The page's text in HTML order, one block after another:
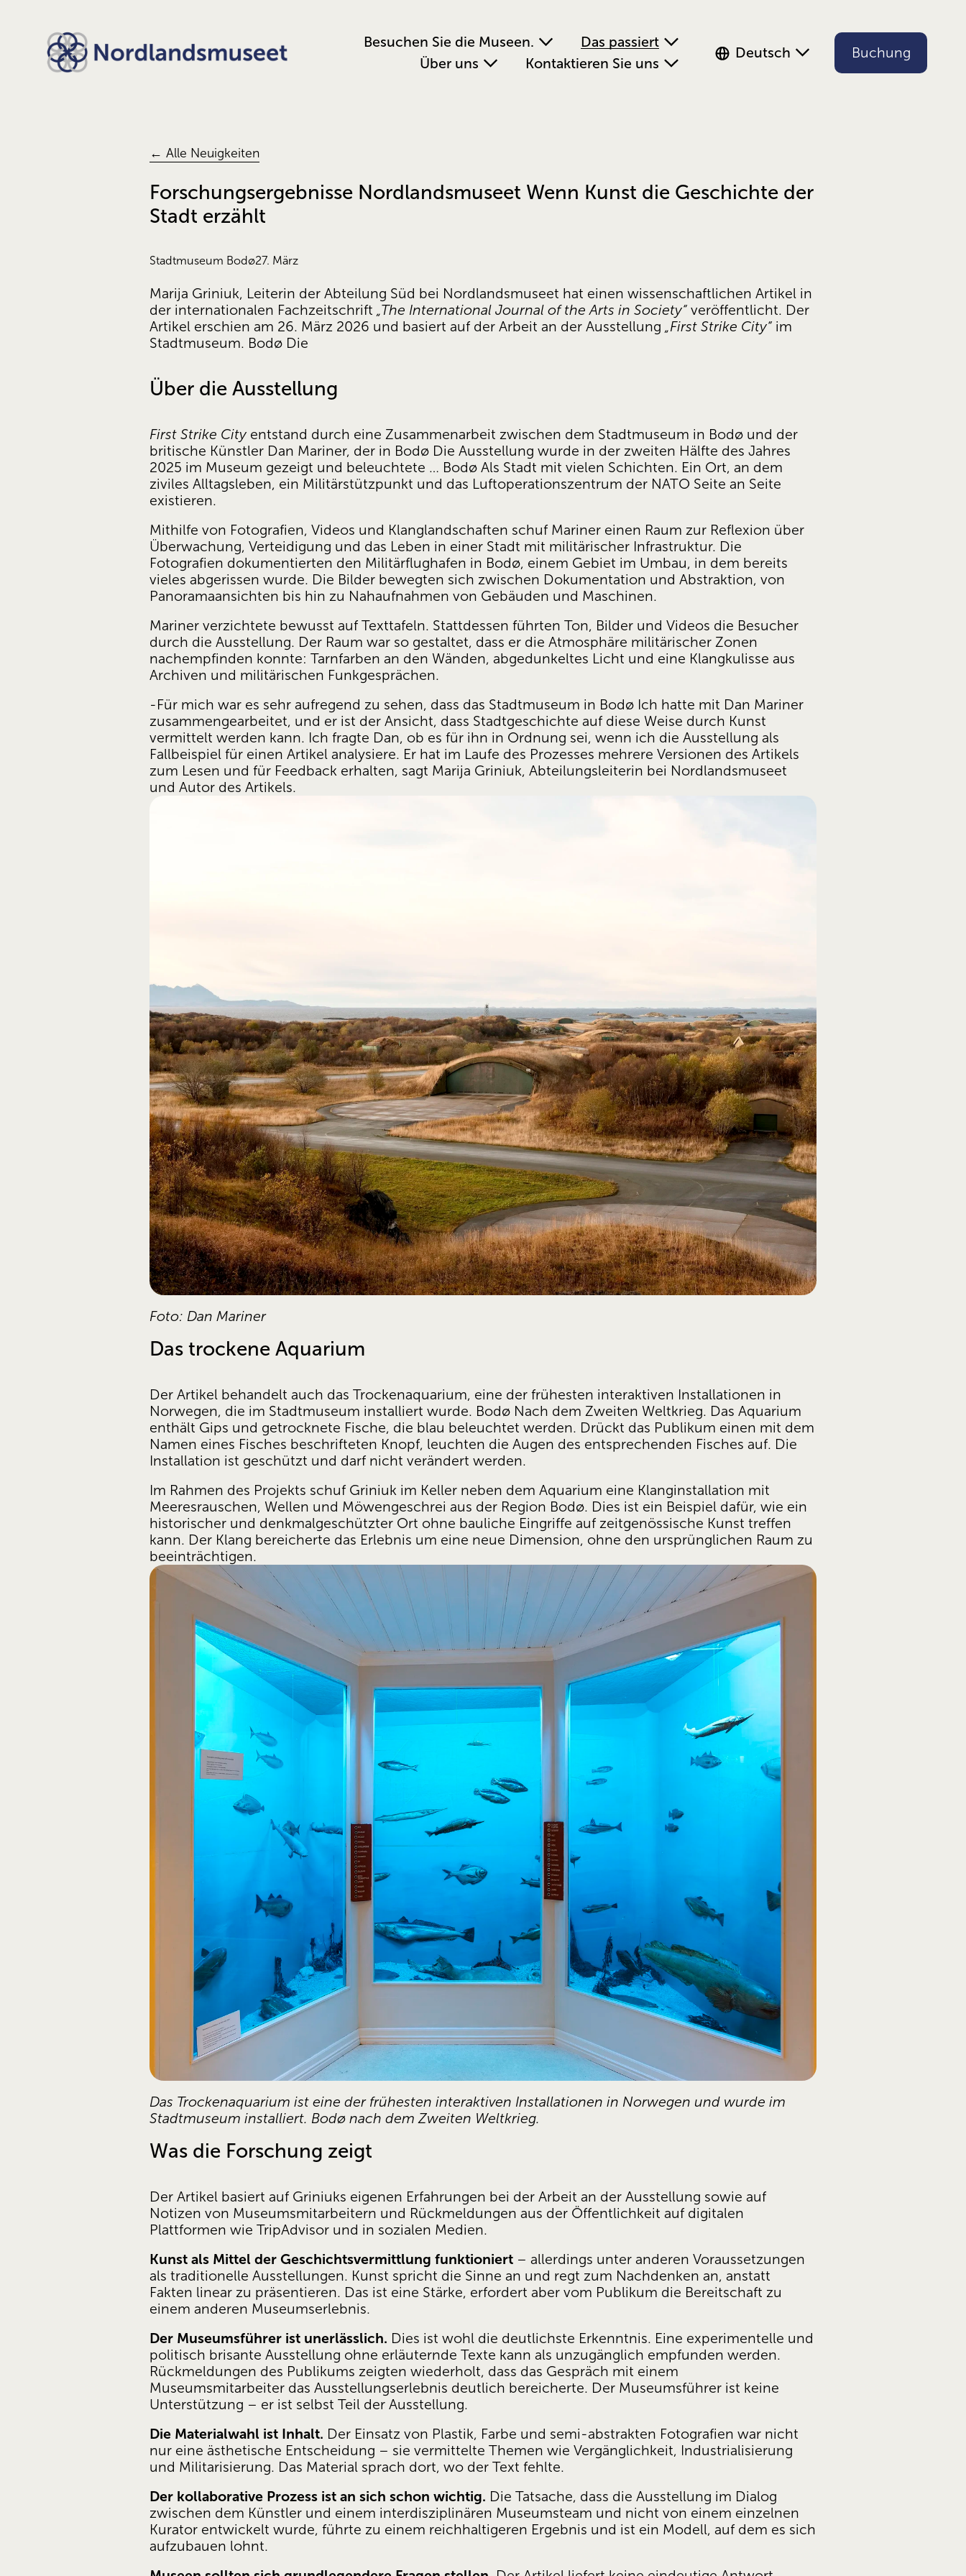
Besuchen Sie die Museen.
Das passiert
Über uns
Kontaktieren Sie uns
Deutsch Buchung
← Alle Neuigkeiten
Forschungsergebnisse Nordlandsmuseet Wenn Kunst die Geschichte der
Stadt erzählt
Stadtmuseum Bodø27. März
Marija Griniuk, Leiterin der Abteilung Süd bei Nordlandsmuseet hat einen wissenschaftlichen Artikel in
der internationalen Fachzeitschrift „The International Journal of the Arts in Society“ veröffentlicht. Der
Artikel erschien am 26. März 2026 und basiert auf der Arbeit an der Ausstellung „First Strike City“ im
Stadtmuseum. Bodø Die
Über die Ausstellung
First Strike City entstand durch eine Zusammenarbeit zwischen dem Stadtmuseum in Bodø und der
britische Künstler Dan Mariner, der in Bodø Die Ausstellung wurde in der zweiten Hälfte des Jahres
2025 im Museum gezeigt und beleuchtete … Bodø Als Stadt mit vielen Schichten. Ein Ort, an dem
ziviles Alltagsleben, ein Militärstützpunkt und das Luftoperationszentrum der NATO Seite an Seite
existieren.
Mithilfe von Fotografien, Videos und Klanglandschaften schuf Mariner einen Raum zur Reflexion über
Überwachung, Verteidigung und das Leben in einer Stadt mit militärischer Infrastruktur. Die
Fotografien dokumentierten den Militärflughafen in Bodø, einem Gebiet im Umbau, in dem bereits
vieles abgerissen wurde. Die Bilder bewegten sich zwischen Dokumentation und Abstraktion, von
Panoramaansichten bis hin zu Nahaufnahmen von Gebäuden und Maschinen.
Mariner verzichtete bewusst auf Texttafeln. Stattdessen führten Ton, Bilder und Videos die Besucher
durch die Ausstellung. Der Raum war so gestaltet, dass er die Atmosphäre militärischer Zonen
nachempfinden konnte: Tarnfarben an den Wänden, abgedunkeltes Licht und eine Klangkulisse aus
Archiven und militärischen Funkgesprächen.
-Für mich war es sehr aufregend zu sehen, dass das Stadtmuseum in Bodø Ich hatte mit Dan Mariner
zusammengearbeitet, und er ist der Ansicht, dass Stadtgeschichte auf diese Weise durch Kunst
vermittelt werden kann. Ich fragte Dan, ob es für ihn in Ordnung sei, wenn ich die Ausstellung als
Fallbeispiel für einen Artikel analysiere. Er hat im Laufe des Prozesses mehrere Versionen des Artikels
zum Lesen und für Feedback erhalten, sagt Marija Griniuk, Abteilungsleiterin bei Nordlandsmuseet
und Autor des Artikels.
Foto: Dan Mariner
Das trockene Aquarium
Der Artikel behandelt auch das Trockenaquarium, eine der frühesten interaktiven Installationen in
Norwegen, die im Stadtmuseum installiert wurde. Bodø Nach dem Zweiten Weltkrieg. Das Aquarium
enthält Gips und getrocknete Fische, die blau beleuchtet werden. Drückt das Publikum einen mit dem
Namen eines Fisches beschrifteten Knopf, leuchten die Augen des entsprechenden Fisches auf. Die
Installation ist geschützt und darf nicht verändert werden.
Im Rahmen des Projekts schuf Griniuk im Keller neben dem Aquarium eine Klanginstallation mit
Meeresrauschen, Wellen und Möwengeschrei aus der Region Bodø. Dies ist ein Beispiel dafür, wie ein
historischer und denkmalgeschützter Ort ohne bauliche Eingriffe auf zeitgenössische Kunst treffen
kann. Der Klang bereicherte das Erlebnis um eine neue Dimension, ohne den ursprünglichen Raum zu
beeinträchtigen.
Das Trockenaquarium ist eine der frühesten interaktiven Installationen in Norwegen und wurde im
Stadtmuseum installiert. Bodø nach dem Zweiten Weltkrieg.
Was die Forschung zeigt
Der Artikel basiert auf Griniuks eigenen Erfahrungen bei der Arbeit an der Ausstellung sowie auf
Notizen von Museumsmitarbeitern und Rückmeldungen aus der Öffentlichkeit auf digitalen
Plattformen wie TripAdvisor und in sozialen Medien.
Kunst als Mittel der Geschichtsvermittlung funktioniert – allerdings unter anderen Voraussetzungen
als traditionelle Ausstellungen. Kunst spricht die Sinne an und regt zum Nachdenken an, anstatt
Fakten linear zu präsentieren. Das ist eine Stärke, erfordert aber vom Publikum die Bereitschaft zu
einem anderen Museumserlebnis.
Der Museumsführer ist unerlässlich. Dies ist wohl die deutlichste Erkenntnis. Eine experimentelle und
politisch brisante Ausstellung ohne erläuternde Texte kann als unzugänglich empfunden werden.
Rückmeldungen des Publikums zeigten wiederholt, dass das Gespräch mit einem
Museumsmitarbeiter das Ausstellungserlebnis deutlich bereicherte. Der Museumsführer ist keine
Unterstützung – er ist selbst Teil der Ausstellung.
Die Materialwahl ist Inhalt. Der Einsatz von Plastik, Farbe und semi-abstrakten Fotografien war nicht
nur eine ästhetische Entscheidung – sie vermittelte Themen wie Vergänglichkeit, Industrialisierung
und Militarisierung. Das Material sprach dort, wo der Text fehlte.
Der kollaborative Prozess ist an sich schon wichtig. Die Tatsache, dass die Ausstellung im Dialog
zwischen dem Künstler und einem interdisziplinären Museumsteam und nicht von einem einzelnen
Kurator entwickelt wurde, führte zu einem reichhaltigeren Ergebnis und ist ein Modell, auf dem es sich
aufzubauen lohnt.